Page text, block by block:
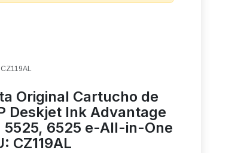
Original Cartucho de
Deskjet Ink Advantage
5525, 6525 e-All-in-One
CZ119AL